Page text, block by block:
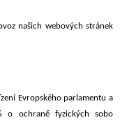
našich webových stránek
Evropského parlamentu a
o ochraně fyzických sobo